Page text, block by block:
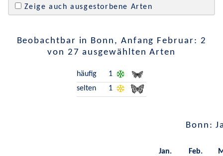
Zeige auch ausgestorbene Arten
Beobachtbar in Bonn, Anfang Februar: 2
von 27 ausgewählten Arten
häufig
1
selten
1
Bonn:
Jan. Feb.